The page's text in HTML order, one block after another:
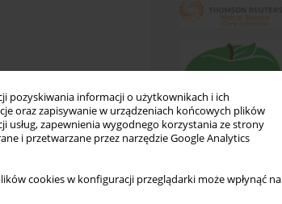
pozyskiwania informacji o użytkownikach i ich
oraz zapisywanie w urządzeniach końcowych plików
usług, zapewnienia wygodnego korzystania ze strony
i przetwarzane przez narzędzie Google Analytics
cookies w konfiguracji przeglądarki może wpłynąć na